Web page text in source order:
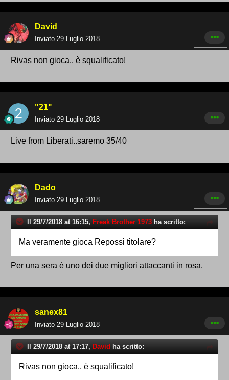
David
Inviato 29 Luglio 2018
Rivas non gioca.. è squalificato!
"21"
Inviato 29 Luglio 2018
Live from Liberati..saremo 35/40
Dado
Inviato 29 Luglio 2018
Il 29/7/2018 at 16:15, Freak Brother 1973 ha scritto:
Ma veramente gioca Repossi titolare?
Per una sera é uno dei due migliori attaccanti in rosa.
sanex81
Inviato 29 Luglio 2018
Il 29/7/2018 at 17:17, David ha scritto:
Rivas non gioca.. è squalificato!